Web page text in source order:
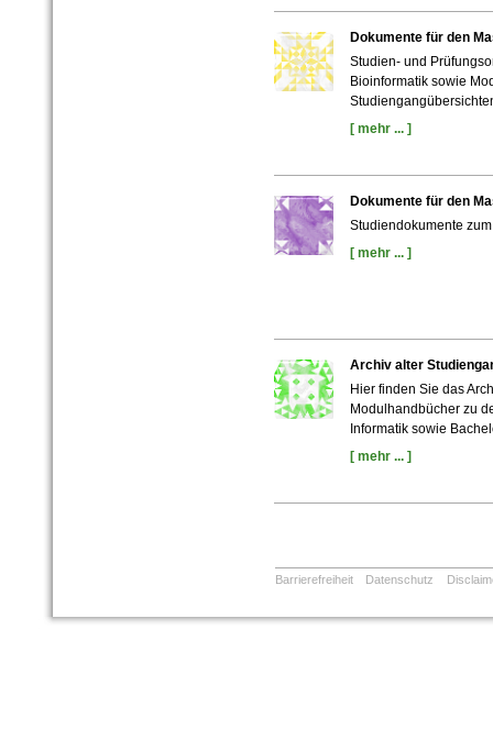
Dokumente für den
Studien- und
Bioinformatik sowie
[ mehr ... ]
Dokumente für den
Studiendokumente
[ mehr ... ]
Archiv alter
Hier finden Sie das
Modulhandbücher zu
Informatik sowie
[ mehr ... ]
Barrierefreiheit Datenschutz